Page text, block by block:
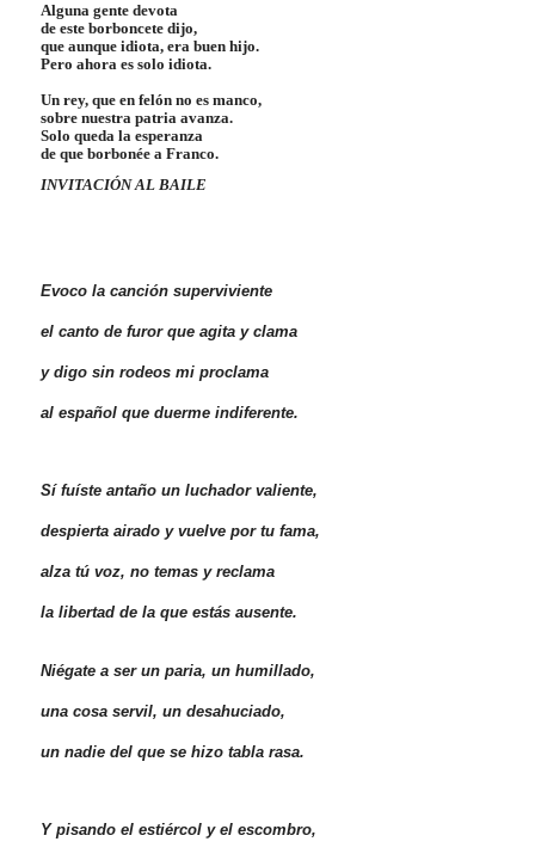
Alguna gente devota
de este borboncete dijo,
que aunque idiota, era buen hijo.
Pero ahora es solo idiota.
Un rey, que en felón no es manco,
sobre nuestra patria avanza.
Solo queda la esperanza
de que borbonée a Franco.
INVITACIÓN AL BAILE
Evoco la canción superviviente
el canto de furor que agita y clama
y digo sin rodeos mi proclama
al español que duerme indiferente.
Sí fuíste antaño un luchador valiente,
despierta airado y vuelve por tu fama,
alza tú voz, no temas y reclama
la libertad de la que estás ausente.
Niégate a ser un paria, un humillado,
una cosa servil, un desahuciado,
un nadie del que se hizo tabla rasa.
Y pisando el estiércol y el escombro,